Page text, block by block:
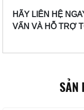
HÃY LIÊN HỆ
VẤN VÀ HỖ TRỢ
SẢN